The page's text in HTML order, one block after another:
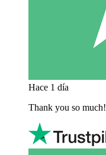
Hace 1 día
Thank you so much!